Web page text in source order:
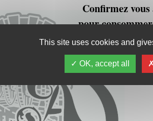
Confirmez
pour
votre
This site uses cookies and
OK, accept all